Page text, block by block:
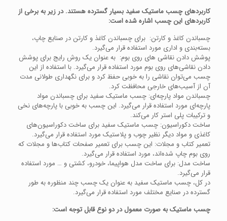
کاربردهای چسب ماستیک سفید بسیار گسترده هستند. در زیر به برخی از
کاربردهای این چسب اشاره شده است:
چسباندن کاغذ و کارتن: برای چسباندن کاغذ و کارتن در صنایع چاپ،
بسته‌بندی و اداری مورد استفاده قرار می‌گیرد.
پوشش دادن نقاشی های روی بوم: به عنوان یک روش رایج برای پوشش
دادن نقاشی‌های روی بوم مورد استفاده قرار می‌گیرد. با استفاده از این
چسب می‌توان نقاشی را به خوبی حفظ کرد و برای نگهداری طولانی مدت
آن از آسیب‌های خارجی محافظت کرد.
چسباندن مواد پارچه‌ای: چسب ماستیک سفید برای چسباندن مواد
پارچه‌ای مورد استفاده قرار می‌گیرد. این چسب به خوبی با پارچه‌های نخی
و ترکیبات پلی استر کار می‌کند.
ساخت دکوراسیون: چسب ماستیک سفید برای ساخت دکوراسیون‌های
کاغذی و مواد دیگر نظیر چوب و پلاستیک مورد استفاده قرار می‌گیرد.
تعمیر کتاب و مجلات: این چسب برای تعمیر صفحات کتاب‌ها و مجلات که
روی بوم چاپ شده‌اند، مورد استفاده قرار می‌گیرد.
ساخت مدل: برای ساخت مدل هواپیما، خودرو، کشتی و … مورد استفاده
قرار می‌گیرد.
در کل، چسب ماستیک سفید به عنوان یک چسب چند منظوره به طور
گسترده در صنایع مختلف مورد استفاده قرار می‌گیرد.
چسب ماستیک به صورت معمول در دو نوع قابل توجه است: